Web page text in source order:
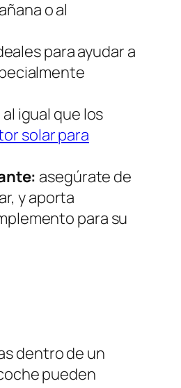
o al
para ayudar a
al igual que los
solar para
asegúrate de
y aporta
para su
dentro de un
pueden